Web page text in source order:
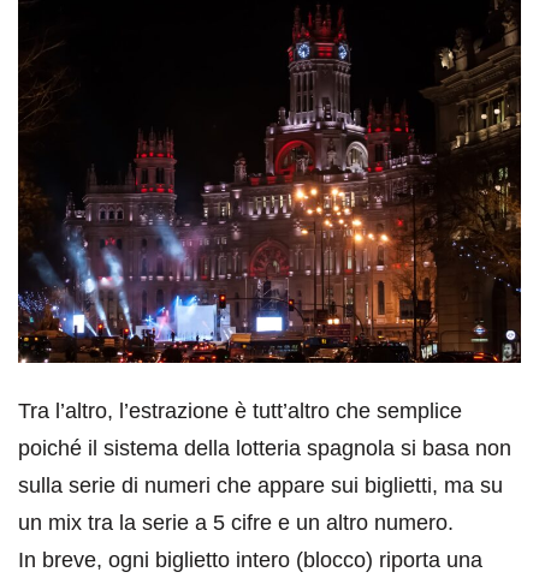
Tra l’altro, l’estrazione è tutt’altro che semplice
poiché il sistema della lotteria spagnola si basa non
sulla serie di numeri che appare sui biglietti, ma su
un mix tra la serie a 5 cifre e un altro numero.
In breve, ogni biglietto intero (blocco) riporta una